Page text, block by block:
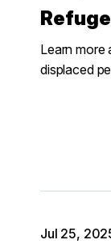
Learn more
displaced
Jul 25,